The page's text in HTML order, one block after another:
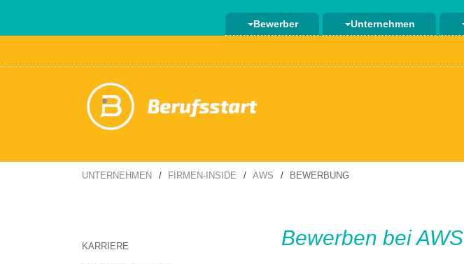
Bewerber Unternehmen
UNTERNEHMEN FIRMEN-INSIDE AWS BEWERBUNG
KARRIERE Bewerben bei AWS